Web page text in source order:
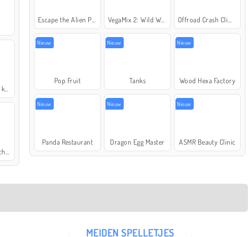
Klondike solitaire kaartspel
VegaMix 2: Wild West
Nieuw
Pop Fruit
Nieuw
Tanks
Nieuw
Wood Hexa Factory
Nieuw
Panda Restaurant
Nieuw
Dragon Egg Master
Nieuw
ASMR Beauty Clinic
MEIDEN SPELLETJES